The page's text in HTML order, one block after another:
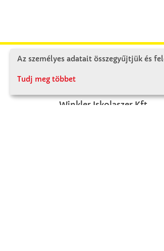
KAPCSOLAT
Winkler Iskolaszer Kft.
Az személyes adatait összegyűjtjük és
Tudj meg többet